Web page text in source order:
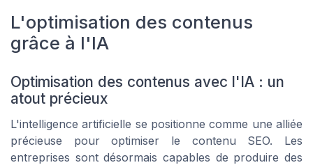
L'optimisation des contenus
grâce à l'IA
Optimisation des contenus avec l'IA : un
atout précieux
L'intelligence artificielle se positionne comme une alliée
précieuse pour optimiser le contenu SEO. Les
entreprises sont désormais capables de produire des